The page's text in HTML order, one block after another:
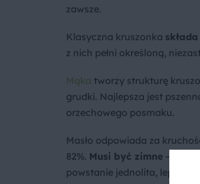
zawsze.
Klasyczna kruszonka
z nich pełni określoną,
Mąka tworzy strukturę
grudki. Najlepsza jest
orzechowego posmaku.
Masło odpowiada za
82%. Musi być zimne – to
powstanie jednolita, lepka